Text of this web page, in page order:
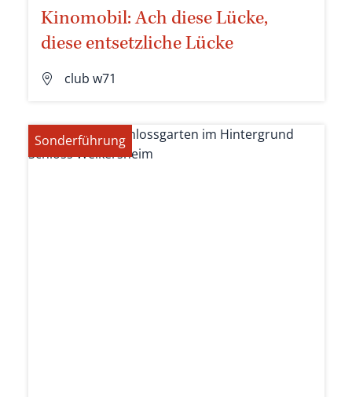
Kinomobil: Ach diese Lücke,
diese entsetzliche Lücke
club w71
Sonderführung